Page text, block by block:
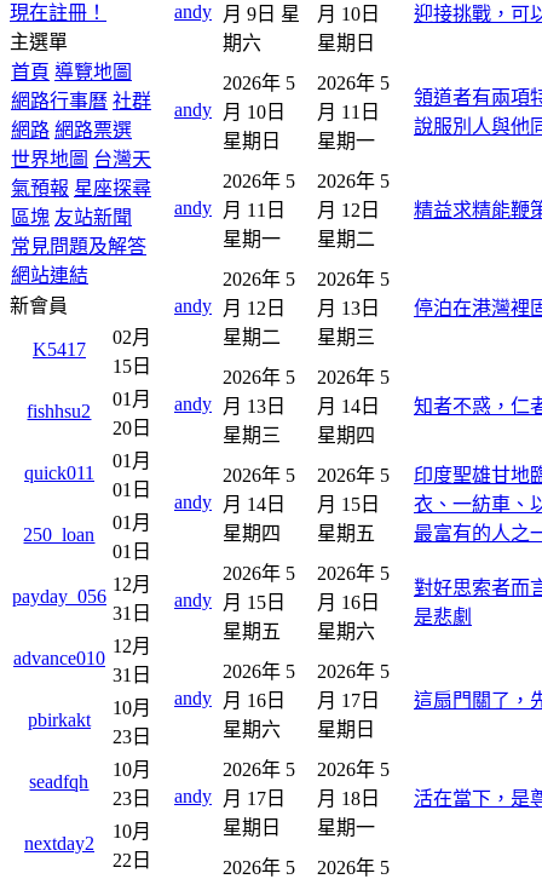
現在註冊！
主選單
首頁 導覽地圖
網路行事曆 社群
網路 網路票選
世界地圖 台灣天
氣預報 星座探尋
區塊 友站新聞
常見問題及解答
網站連結
新會員
K5417
02月
15日
fishhsu2
01月
20日
quick011
01月
01日
250_loan
01月
01日
payday_056
12月
31日
advance010
12月
31日
pbirkakt
10月
23日
seadfqh
10月
23日
nextday2
10月
22日
andy
月 9日 星
期六
月 10日
星期日
迎接挑戰，可
andy
2026年 5
月 10日
星期日
2026年 5
月 11日
星期一
領道者有兩項
說服別人與他
andy
2026年 5
月 11日
星期一
2026年 5
月 12日
星期二
精益求精能鞭
andy
2026年 5
月 12日
星期二
2026年 5
月 13日
星期三
停泊在港灣裡
andy
2026年 5
月 13日
星期三
2026年 5
月 14日
星期四
知者不惑，仁
andy
2026年 5
月 14日
星期四
2026年 5
月 15日
星期五
印度聖雄甘地
衣、一紡車、
最富有的人之
andy
2026年 5
月 15日
星期五
2026年 5
月 16日
星期六
對好思索者而
是悲劇
andy
2026年 5
月 16日
星期六
2026年 5
月 17日
星期日
這扇門關了，
andy
2026年 5
月 17日
星期日
2026年 5
月 18日
星期一
活在當下，是
2026年 5
2026年 5